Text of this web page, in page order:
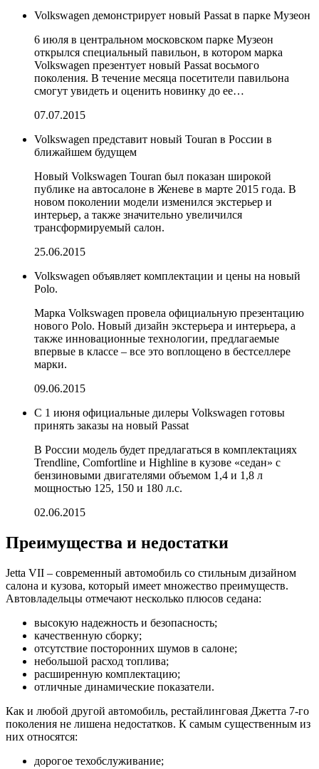
Volkswagen демонстрирует новый Passat в парке Музеон
6 июля в центральном московском парке Музеон
открылся специальный павильон, в котором марка
Volkswagen презентует новый Passat восьмого
поколения. В течение месяца посетители павильона
смогут увидеть и оценить новинку до ее…
07.07.2015
Volkswagen представит новый Touran в России в
ближайшем будущем
Новый Volkswagen Touran был показан широкой
публике на автосалоне в Женеве в марте 2015 года. В
новом поколении модели изменился экстерьер и
интерьер, а также значительно увеличился
трансформируемый салон.
25.06.2015
Volkswagen объявляет комплектации и цены на новый
Polo.
Марка Volkswagen провела официальную презентацию
нового Polo. Новый дизайн экстерьера и интерьера, а
также инновационные технологии, предлагаемые
впервые в классе – все это воплощено в бестселлере
марки.
09.06.2015
С 1 июня официальные дилеры Volkswagen готовы
принять заказы на новый Passat
В России модель будет предлагаться в комплектациях
Trendline, Comfortline и Highline в кузове «седан» с
бензиновыми двигателями объемом 1,4 и 1,8 л
мощностью 125, 150 и 180 л.с.
02.06.2015
Преимущества и недостатки
Jetta VII – современный автомобиль со стильным дизайном
салона и кузова, который имеет множество преимуществ.
Автовладельцы отмечают несколько плюсов седана:
высокую надежность и безопасность;
качественную сборку;
отсутствие посторонних шумов в салоне;
небольшой расход топлива;
расширенную комплектацию;
отличные динамические показатели.
Как и любой другой автомобиль, рестайлинговая Джетта 7-го
поколения не лишена недостатков. К самым существенным из
них относятся:
дорогое техобслуживание;